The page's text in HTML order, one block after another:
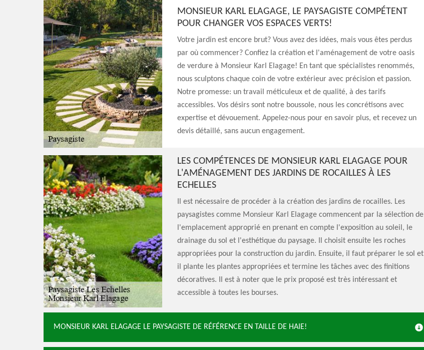
MONSIEUR KARL ELAGAGE, LE PAYSAGISTE COMPÉTENT
POUR CHANGER VOS ESPACES VERTS!
Votre jardin est encore brut? Vous avez des idées, mais vous êtes perdus
par où commencer? Confiez la création et l'aménagement de votre oasis
de verdure à Monsieur Karl Elagage! En tant que spécialistes renommés,
nous sculptons chaque coin de votre extérieur avec précision et passion.
Notre promesse: un travail méticuleux et de qualité, à des tarifs
accessibles. Vos désirs sont notre boussole, nous les concrétisons avec
expertise et dévouement. Appelez-nous pour en savoir plus, et recevez un
devis détaillé, sans aucun engagement.
LES COMPÉTENCES DE MONSIEUR KARL ELAGAGE POUR
L'AMÉNAGEMENT DES JARDINS DE ROCAILLES À LES
ECHELLES
Il est nécessaire de procéder à la création des jardins de rocailles. Les
paysagistes comme Monsieur Karl Elagage commencent par la sélection de
l'emplacement approprié en prenant en compte l'exposition au soleil, le
drainage du sol et l'esthétique du paysage. Il choisit ensuite les roches
appropriées pour la construction du jardin. Ensuite, il faut préparer le sol et
il plante les plantes appropriées et termine les tâches avec des finitions
décoratives. Il est à noter que le prix proposé est très intéressant et
accessible à toutes les bourses.
MONSIEUR KARL ELAGAGE LE PAYSAGISTE DE RÉFÉRENCE EN TAILLE DE HAIE!